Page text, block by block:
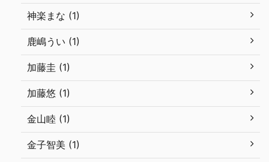
神楽まな (1)
鹿嶋うい (1)
加藤圭 (1)
加藤悠 (1)
金山睦 (1)
金子智美 (1)